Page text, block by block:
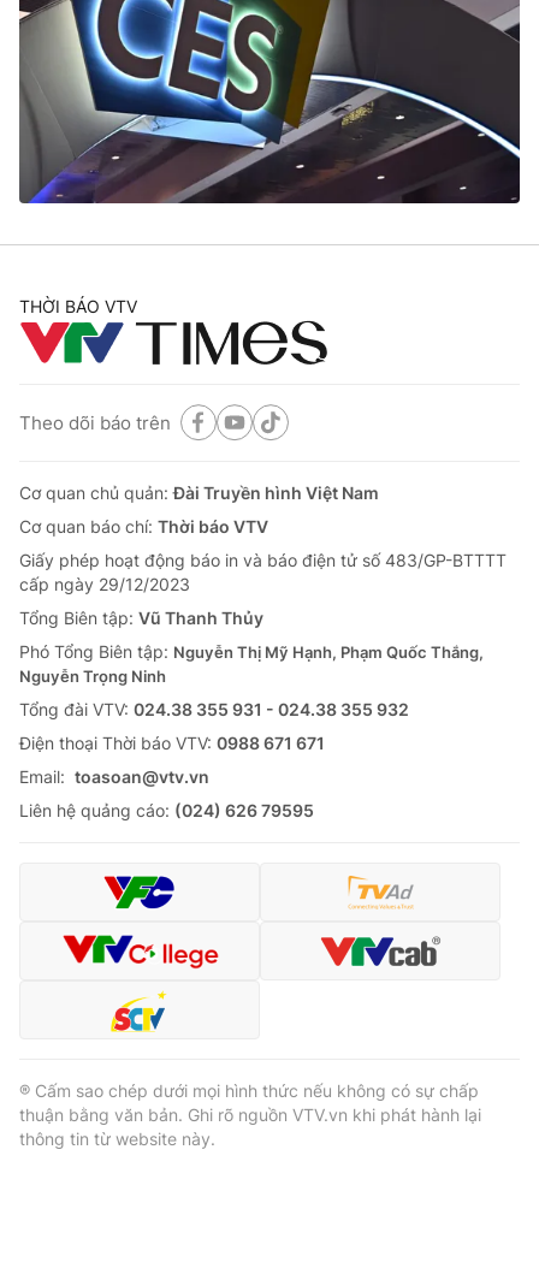
® Cấm sao chép dưới mọi hình thức nếu không có sự chấp
thuận bằng văn bản. Ghi rõ nguồn VTV.vn khi phát hành lại
thông tin từ website này.
THỜI BÁO VTV
Theo dõi báo trên
Cơ quan chủ quản:Đài Truyền hình Việt Nam
Cơ quan báo chí: Thời báo VTV
Giấy phép hoạt động báo in và báo điện tử số 483/GP-BTTTT
cấp ngày 29/12/2023
Tổng Biên tập: Vũ Thanh Thủy
Phó Tổng Biên tập: Nguyễn Thị Mỹ Hạnh, Phạm Quốc Thắng,
Nguyễn Trọng Ninh
Tổng đài VTV: 024.38 355 931 - 024.38 355 932
Ðiện thoại Thời báo VTV: 0988 671 671
Email: toasoan@vtv.vn
Liên hệ quảng cáo: (024) 626 79595
® Cấm sao chép dưới mọi hình thức nếu không có sự chấp
thuận bằng văn bản. Ghi rõ nguồn VTV.vn khi phát hành lại
thông tin từ website này.